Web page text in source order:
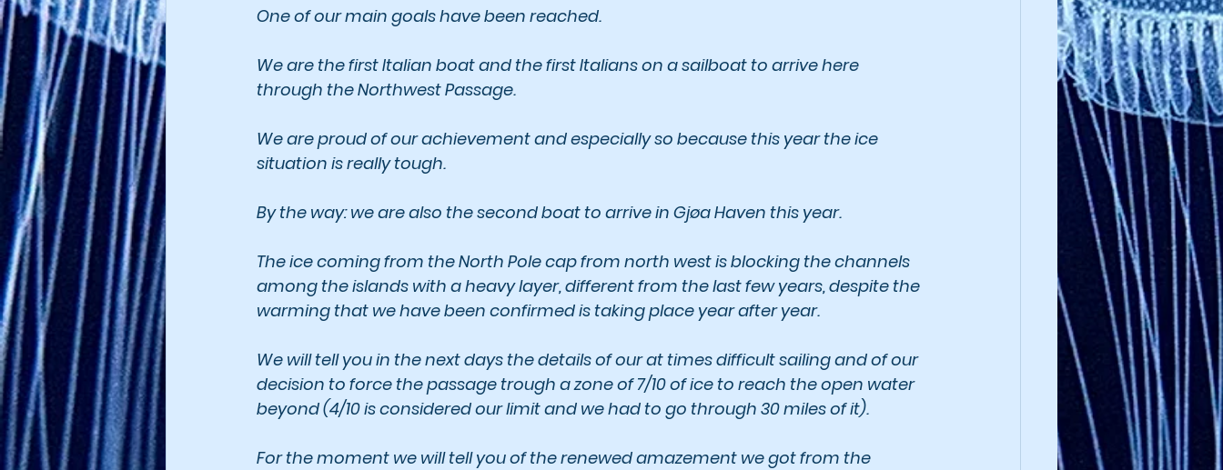
One of our main goals have been reached.
We are the first Italian boat and the first Italians on a sailboat to arrive here
through the Northwest Passage.
We are proud of our achievement and especially so because this year the ice
situation is really tough.
By the way: we are also the second boat to arrive in Gjøa Haven this year.
The ice coming from the North Pole cap from north west is blocking the channels
among the islands with a heavy layer, different from the last few years, despite the
warming that we have been confirmed is taking place year after year.
We will tell you in the next days the details of our at times difficult sailing and of our
decision to force the passage trough a zone of 7/10 of ice to reach the open water
beyond (4/10 is considered our limit and we had to go through 30 miles of it).
For the moment we will tell you of the renewed amazement we got from the